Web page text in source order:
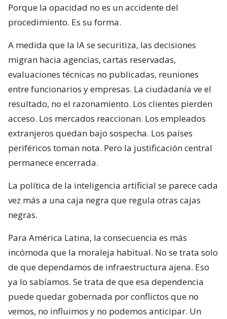
Porque la opacidad no es un accidente del
procedimiento. Es su forma.
A medida que la IA se securitiza, las decisiones
migran hacia agencias, cartas reservadas,
evaluaciones técnicas no publicadas, reuniones
entre funcionarios y empresas. La ciudadanía ve el
resultado, no el razonamiento. Los clientes pierden
acceso. Los mercados reaccionan. Los empleados
extranjeros quedan bajo sospecha. Los países
periféricos toman nota. Pero la justificación central
permanece encerrada.
La política de la inteligencia artificial se parece cada
vez más a una caja negra que regula otras cajas
negras.
Para América Latina, la consecuencia es más
incómoda que la moraleja habitual. No se trata solo
de que dependamos de infraestructura ajena. Eso
ya lo sabíamos. Se trata de que esa dependencia
puede quedar gobernada por conflictos que no
vemos, no influimos y no podemos anticipar. Un